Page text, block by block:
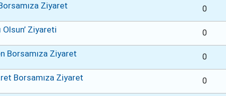
Ziyaret 0
Olsun’ Ziyareti 0
Borsamıza Ziyaret 0
Borsamıza Ziyaret 0